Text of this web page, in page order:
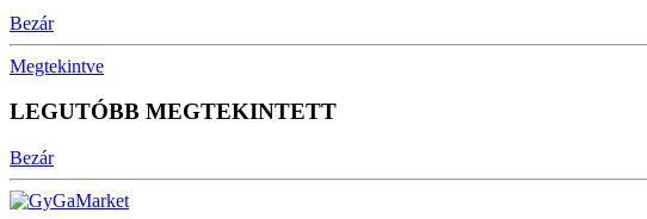
Bezár
Megtekintve
LEGUTÓBB MEGTEKINTETT
Bezár